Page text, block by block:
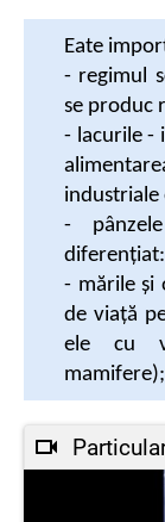
Eate
- regimul
se produc
- lacurile -
industriale
-
- mările și
de viață
ele cu